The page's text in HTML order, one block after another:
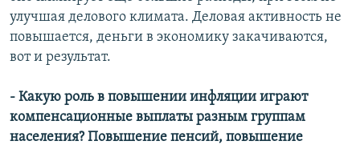
улучшая делового климата. Деловая активность не
повышается, деньги в экономику закачиваются,
вот и результат.
- Какую роль в повышении инфляции играют
компенсационные выплаты разным группам
населения? Повышение пенсий, повышение